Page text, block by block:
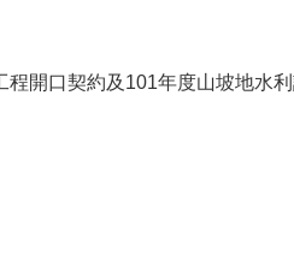
開口契約及101年度山坡地水